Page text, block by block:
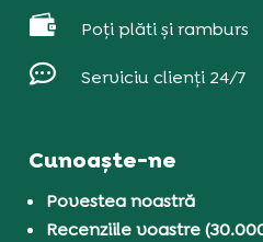
 Poți plăti și ramburs
 Serviciu clienți 24/7
Cunoaște-ne
Povestea noastră
Recenziile voastre